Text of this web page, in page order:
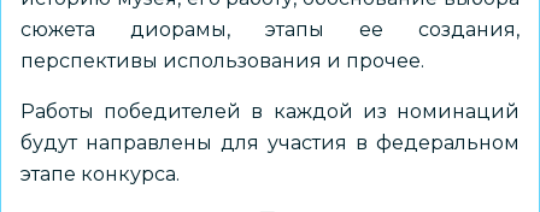
сюжета диорамы, этапы ее создания,
перспективы использования и прочее.
Работы победителей в каждой из номинаций
будут направлены для участия в федеральном
этапе конкурса.